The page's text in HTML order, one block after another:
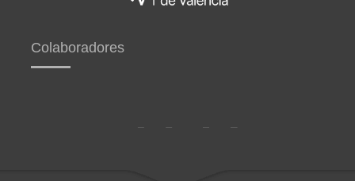
Colaboradores